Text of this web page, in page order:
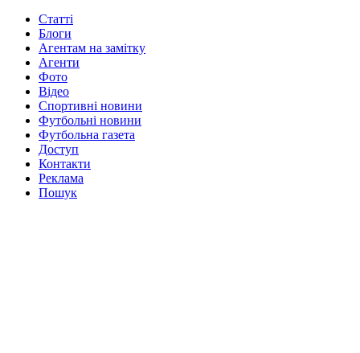
Статті
Блоги
Агентам на замітку
Агенти
Фото
Відео
Спортивні новини
Футбольні новини
Футбольна газета
Доступ
Контакти
Реклама
Пошук